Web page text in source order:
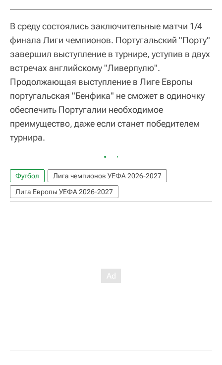
В среду состоялись заключительные матчи 1/4
финала Лиги чемпионов. Португальский "Порту"
завершил выступление в турнире, уступив в двух
встречах английскому "Ливерпулю".
Продолжающая выступление в Лиге Европы
португальская "Бенфика" не сможет в одиночку
обеспечить Португалии необходимое
преимущество, даже если станет победителем
турнира.
Футбол
Лига чемпионов УЕФА 2026-2027
Лига Европы УЕФА 2026-2027